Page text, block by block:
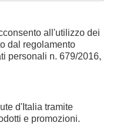
all'utilizzo dei
dal regolamento
personali n. 679/2016,
d'Italia tramite
e promozioni.